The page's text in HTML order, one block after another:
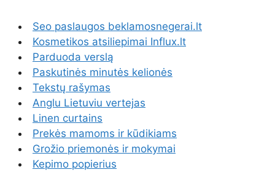
Seo paslaugos beklamosnegerai.lt
Kosmetikos atsiliepimai Influx.lt
Parduoda verslą
Paskutinės minutės kelionės
Tekstų rašymas
Anglu Lietuviu vertejas
Linen curtains
Prekės mamoms ir kūdikiams
Grožio priemonės ir mokymai
Kepimo popierius